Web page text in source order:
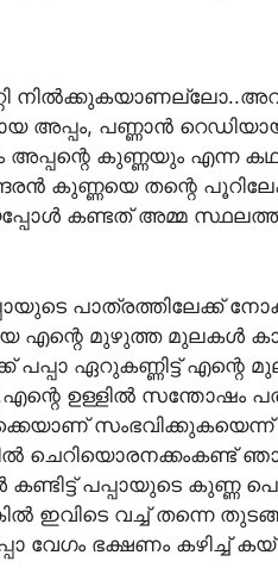
അപ്പം, പണ്ണാന്‍
അപ്പന്റെ കുണ്ണയും എന്ന
കുണ്ണയെ തന്റെ
കണ്ടത് അമ്മ
പാത്രത്തിലേക്ക്
എന്റെ മുഴുത്ത മുലകള്‍
പപ്പാ ഏറുകണ്ണിട്ട്
ഉള്ളില്‍ സന്തോഷം
ചെറിയൊരനക്കംകണ്ട്
പപ്പായുടെ കുണ്ണ
ഇവിടെ വച്ച് തന്നെ
വേഗം ഭക്ഷണം കഴിച്ച്